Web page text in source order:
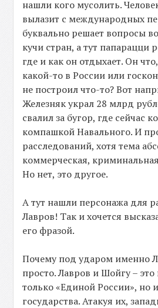
нашли кого мусолить.
вылазит с международных
буквально решает вопросы
кучи стран, а тут папарацци
где и как он отдыхает. Он
какой-то в России или
не построил что-то? Вот
Железняк украл 28 млрд
свалил за бугор, где сейчас
компашкой Навального. И
расследований, хотя тема
коммерческая,
Но нет, это другое.
А тут нашли персонажа для
Лавров! Так и хочется
его фразой.
Почему под ударом именно
просто. Лавров и Шойгу –
только «Единой России», но
государства. Атакуя их,